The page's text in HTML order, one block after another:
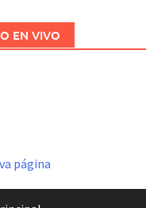
EN VIVO
página